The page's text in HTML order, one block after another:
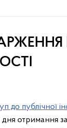
до публічної
дня отримання